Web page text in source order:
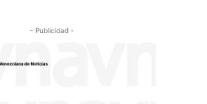
- Publicidad -